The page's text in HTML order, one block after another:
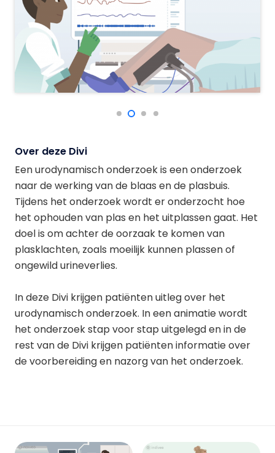
Over deze Divi
Een urodynamisch onderzoek is een onderzoek
naar de werking van de blaas en de plasbuis.
Tijdens het onderzoek wordt er onderzocht hoe
het ophouden van plas en het uitplassen gaat. Het
doel is om achter de oorzaak te komen van
plasklachten, zoals moeilijk kunnen plassen of
ongewild urineverlies.
In deze Divi krijgen patiënten uitleg over het
urodynamisch onderzoek. In een animatie wordt
het onderzoek stap voor stap uitgelegd en in de
rest van de Divi krijgen patiënten informatie over
de voorbereiding en nazorg van het onderzoek.